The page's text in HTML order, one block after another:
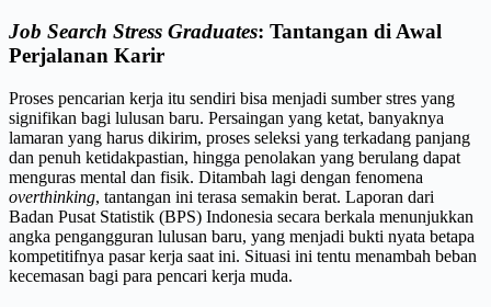
Job Search Stress Graduates: Tantangan di Awal
Perjalanan Karir
Proses pencarian kerja itu sendiri bisa menjadi sumber stres yang
signifikan bagi lulusan baru. Persaingan yang ketat, banyaknya
lamaran yang harus dikirim, proses seleksi yang terkadang panjang
dan penuh ketidakpastian, hingga penolakan yang berulang dapat
menguras mental dan fisik. Ditambah lagi dengan fenomena
overthinking, tantangan ini terasa semakin berat. Laporan dari
Badan Pusat Statistik (BPS) Indonesia secara berkala menunjukkan
angka pengangguran lulusan baru, yang menjadi bukti nyata betapa
kompetitifnya pasar kerja saat ini. Situasi ini tentu menambah beban
kecemasan bagi para pencari kerja muda.